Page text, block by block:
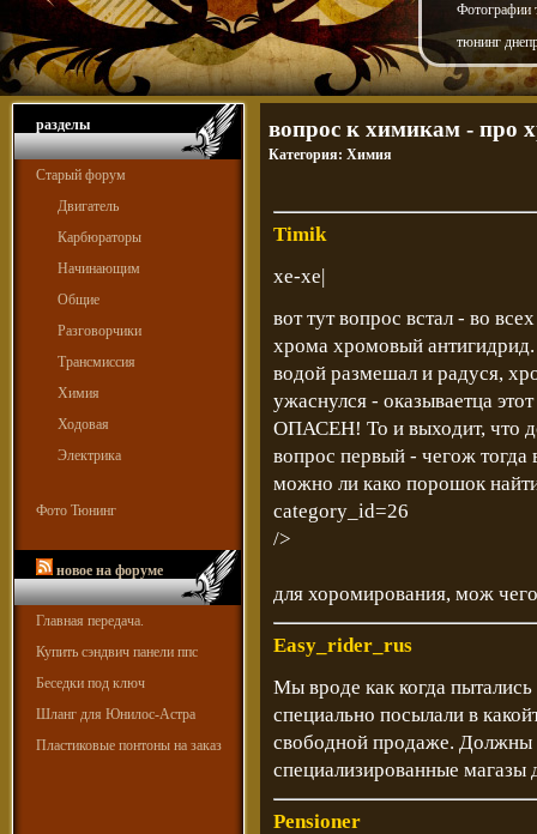
Фотографии
тюнинг
разделы
Старый форум
Двигатель
Карбюраторы
Начинающим
Общие
Разговорчики
Трансмиссия
Химия
Ходовая
Электрика
Фото Тюнинг
новое на форуме
Главная передача.
Купить сэндвич панели ппс
Беседки под ключ
Шланг для Юнилос-Астра
Пластиковые понтоны на заказ
вопрос к химикам - про
Категория: Химия
Timik
хе-хе|
вот тут вопрос встал - во
хрома хромовый антигидрид.
водой размешал и радуся,
ужаснулся - оказываетца
ОПАСЕН! То и выходит, что
вопрос первый - чегож тогда
можно ли како порошок
category_id=26
/>
для хоромирования, мож
Easy_rider_rus
Мы вроде как когда
специально посылали в
свободной продаже. Должны
специализированные
Pensioner